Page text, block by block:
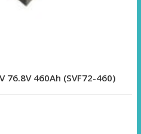
76.8V 460Ah (SVF72-460)